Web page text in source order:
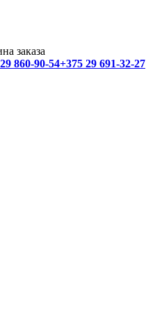
заказа
860-90-54+375 29 691-32-27